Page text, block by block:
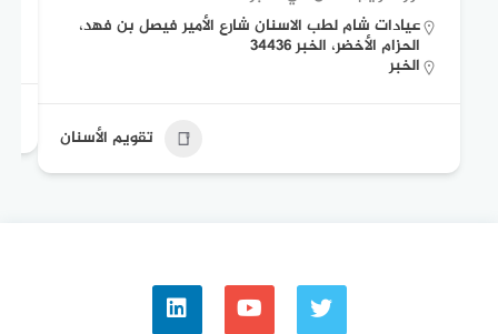
عيادات شام لطب الاسنان شارع الأمير فيصل بن فهد،
الحزام الأخضر، الخبر 34436
الخبر
تقويم الأسنان